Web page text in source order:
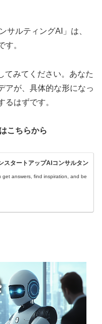
サルティングAI」は、
す。
てみてください。あなた
アが、具体的な形になっ
るはずです。
こちらから
スタートアップAIコンサルタン
get answers, find inspiration, and be